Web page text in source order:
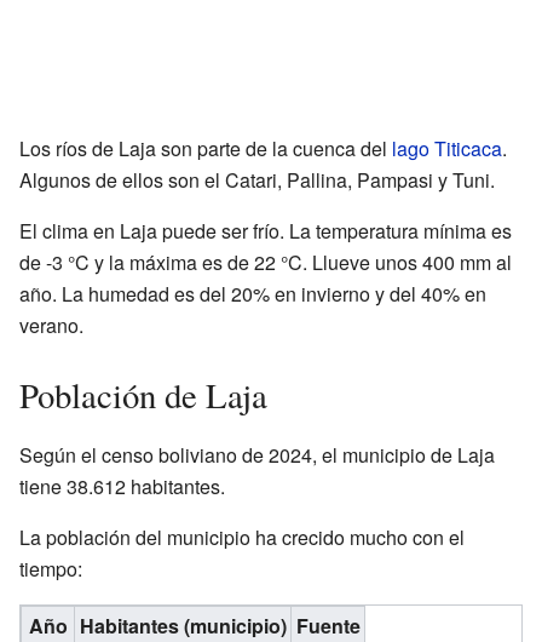
Los ríos de Laja son parte de la cuenca del lago Titicaca.
Algunos de ellos son el Catari, Pallina, Pampasi y Tuni.
El clima en Laja puede ser frío. La temperatura mínima es
de -3 °C y la máxima es de 22 °C. Llueve unos 400 mm al
año. La humedad es del 20% en invierno y del 40% en
verano.
Población de Laja
Según el censo boliviano de 2024, el municipio de Laja
tiene 38.612 habitantes.
La población del municipio ha crecido mucho con el
tiempo:
Año Habitantes (municipio) Fuente